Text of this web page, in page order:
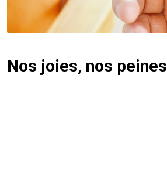
Nos joies, nos peines